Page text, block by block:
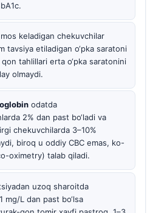
mos keladigan chekuvchilar
tavsiya etiladigan o‘pka saratoni
tahlillari erta o‘pka saratonini
olmaydi.
odatda
2% dan past bo‘ladi va
chekuvchilarda 3–10%
biroq u oddiy CBC emas, ko-
oximetry) talab qiladi.
uzoq sharoitda
mg/L dan past bo‘lsa